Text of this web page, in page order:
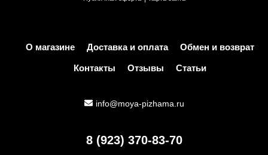
О магазине Доставка и оплата Обмен и возврат
Контакты Отзывы Статьи
info@moya-pizhama.ru
8 (923) 370-83-70